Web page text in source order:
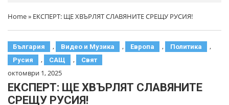
Home» ЕКСПЕРТ: ЩЕ ХВЪРЛЯТ СЛАВЯНИТЕ СРЕЩУ РУСИЯ!
България , Видео и Музика , Европа , Политика ,
Русия , САЩ , Свят
октомври 1, 2025
ЕКСПЕРТ: ЩЕ ХВЪРЛЯТ СЛАВЯНИТЕ
СРЕЩУ РУСИЯ!